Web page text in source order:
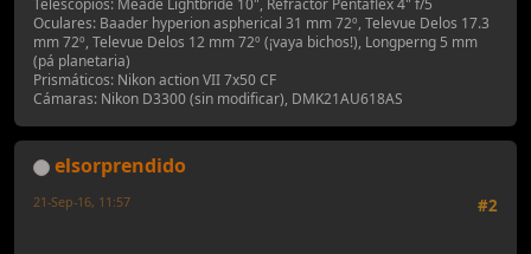
Telescopios: Meade Lightbride 10", Refractor Pentaflex 4" f/5
Oculares: Baader hyperion aspherical 31 mm 72º, Televue Delos 17.3
mm 72º, Televue Delos 12 mm 72º (¡vaya bichos!), Longperng 5 mm
(pá planetaria)
Prismáticos: Nikon action VII 7x50 CF
Cámaras: Nikon D3300 (sin modificar), DMK21AU618AS
elsorprendido
#2
21-Sep-16, 11:57